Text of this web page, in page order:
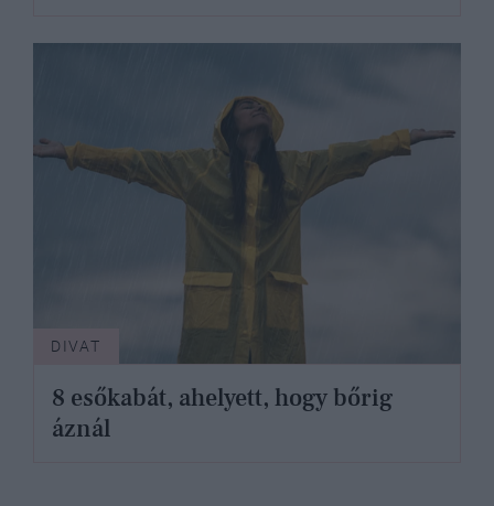
DIVAT
8 esőkabát, ahelyett, hogy bőrig
áznál